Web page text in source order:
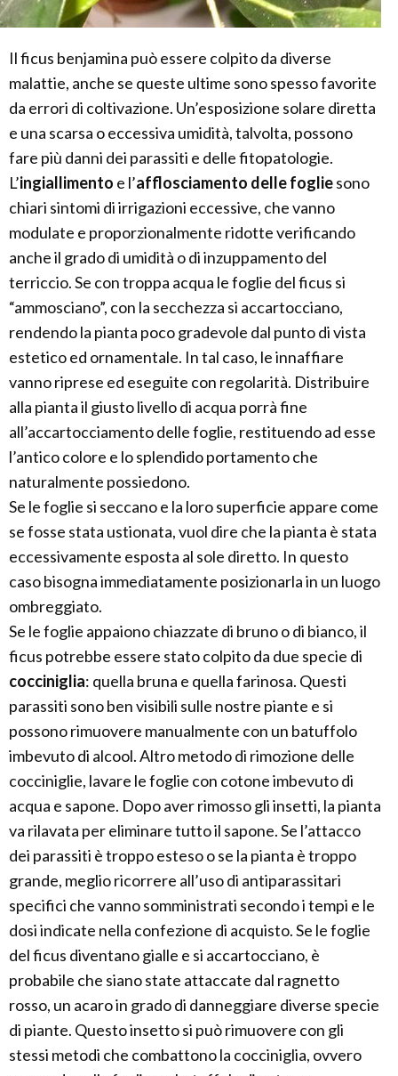
Il ficus benjamina può essere colpito da diverse
malattie, anche se queste ultime sono spesso favorite
da errori di coltivazione. Un’esposizione solare diretta
e una scarsa o eccessiva umidità, talvolta, possono
fare più danni dei parassiti e delle fitopatologie.
L’ingiallimento e l’afflosciamento delle fogliesono
chiari sintomi di irrigazioni eccessive, che vanno
modulate e proporzionalmente ridotte verificando
anche il grado di umidità o di inzuppamento del
terriccio. Se con troppa acqua le foglie del ficus si
“ammosciano”, con la secchezza si accartocciano,
rendendo la pianta poco gradevole dal punto di vista
estetico ed ornamentale. In tal caso, le innaffiare
vanno riprese ed eseguite con regolarità. Distribuire
alla pianta il giusto livello di acqua porrà fine
all’accartocciamento delle foglie, restituendo ad esse
l’antico colore e lo splendido portamento che
naturalmente possiedono.
Se le foglie si seccano e la loro superficie appare come
se fosse stata ustionata, vuol dire che la pianta è stata
eccessivamente esposta al sole diretto. In questo
caso bisogna immediatamente posizionarla in un luogo
ombreggiato.
Se le foglie appaiono chiazzate di bruno o di bianco, il
ficus potrebbe essere stato colpito da due specie di
cocciniglia: quella bruna e quella farinosa. Questi
parassiti sono ben visibili sulle nostre piante e si
possono rimuovere manualmente con un batuffolo
imbevuto di alcool. Altro metodo di rimozione delle
cocciniglie, lavare le foglie con cotone imbevuto di
acqua e sapone. Dopo aver rimosso gli insetti, la pianta
va rilavata per eliminare tutto il sapone. Se l’attacco
dei parassiti è troppo esteso o se la pianta è troppo
grande, meglio ricorrere all’uso di antiparassitari
specifici che vanno somministrati secondo i tempi e le
dosi indicate nella confezione di acquisto. Se le foglie
del ficus diventano gialle e si accartocciano, è
probabile che siano state attaccate dal ragnetto
rosso, un acaro in grado di danneggiare diverse specie
di piante. Questo insetto si può rimuovere con gli
stessi metodi che combattono la cocciniglia, ovvero